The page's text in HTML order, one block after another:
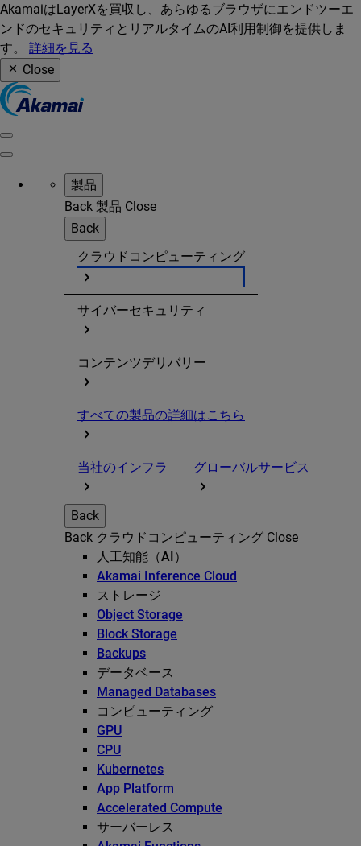
AkamaiはLayerXを買収し、あらゆるブラウザにエンドツーエ
ンドのセキュリティとリアルタイムのAI利用制御を提供しま
す。 詳細を見る
Close
製品
Back 製品 Close
Back
クラウドコンピューティング
サイバーセキュリティ
コンテンツデリバリー
すべての製品の詳細はこちら
当社のインフラ グローバルサービス
Back
Back クラウドコンピューティング Close
人工知能（AI）
Akamai Inference Cloud
ストレージ
Object Storage
Block Storage
Backups
データベース
Managed Databases
コンピューティング
GPU
CPU
Kubernetes
App Platform
Accelerated Compute
サーバーレス